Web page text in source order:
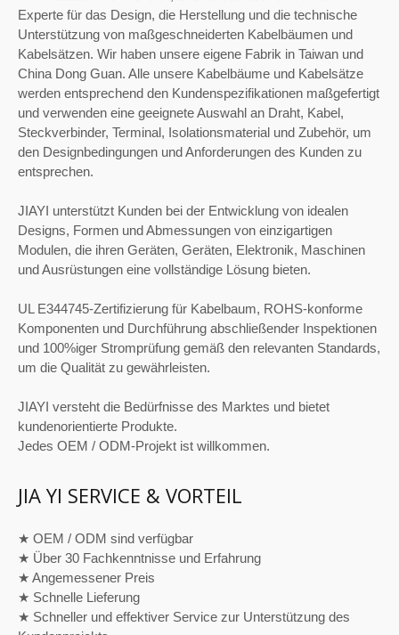
Experte für das Design, die Herstellung und die technische
Unterstützung von maßgeschneiderten Kabelbäumen und
Kabelsätzen. Wir haben unsere eigene Fabrik in Taiwan und
China Dong Guan. Alle unsere Kabelbäume und Kabelsätze
werden entsprechend den Kundenspezifikationen maßgefertigt
und verwenden eine geeignete Auswahl an Draht, Kabel,
Steckverbinder, Terminal, Isolationsmaterial und Zubehör, um
den Designbedingungen und Anforderungen des Kunden zu
entsprechen.
JIAYI unterstützt Kunden bei der Entwicklung von idealen
Designs, Formen und Abmessungen von einzigartigen
Modulen, die ihren Geräten, Geräten, Elektronik, Maschinen
und Ausrüstungen eine vollständige Lösung bieten.
UL E344745-Zertifizierung für Kabelbaum, ROHS-konforme
Komponenten und Durchführung abschließender Inspektionen
und 100%iger Stromprüfung gemäß den relevanten Standards,
um die Qualität zu gewährleisten.
JIAYI versteht die Bedürfnisse des Marktes und bietet
kundenorientierte Produkte.
Jedes OEM / ODM-Projekt ist willkommen.
JIA YI SERVICE & VORTEIL
★ OEM / ODM sind verfügbar
★ Über 30 Fachkenntnisse und Erfahrung
★ Angemessener Preis
★ Schnelle Lieferung
★ Schneller und effektiver Service zur Unterstützung des